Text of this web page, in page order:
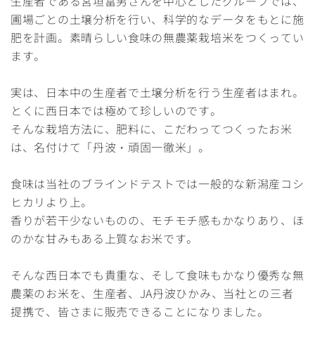
圃場ごとの土壌分析を行い、科学的なデータをもとに施
肥を計画。素晴らしい食味の無農薬栽培米をつくってい
ます。
実は、日本中の生産者で土壌分析を行う生産者はまれ。
とくに西日本では極めて珍しいのです。
そんな栽培方法に、肥料に、こだわってつくったお米
は、名付けて「丹波・頑固一徹米」。
食味は当社のブラインドテストでは一般的な新潟産コシ
ヒカリより上。
香りが若干少ないものの、モチモチ感もかなりあり、ほ
のかな甘みもある上質なお米です。
そんな西日本でも貴重な、そして食味もかなり優秀な無
農薬のお米を、生産者、JA丹波ひかみ、当社との三者
提携で、皆さまに販売できることになりました。